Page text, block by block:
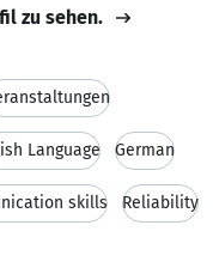
zu sehen.
Language German
skills Reliability